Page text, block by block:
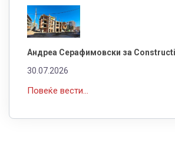
Андреа Серафимовски за
30.07.2026
Повеќе вести...